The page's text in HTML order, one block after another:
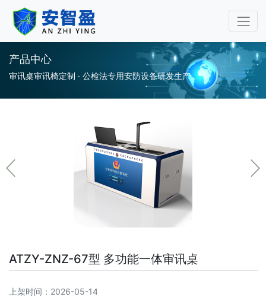
审讯桌审讯椅专业厂家-安
产品中心
审讯桌审讯椅定制 · 公检法专用安防设备研发生产
ATZY-ZNZ-67型 多功能一体审讯桌
上架时间：2026-05-14